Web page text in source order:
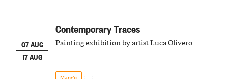
07 AUG
17 AUG
Contemporary Traces
Painting exhibition by artist Luca Olivero
Mango